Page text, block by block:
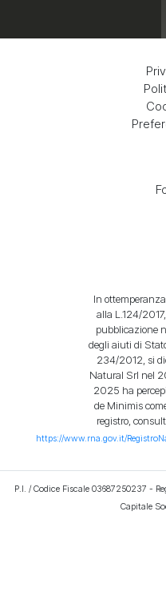
In
alla L.124/
pubblicazione
degli aiuti di
234/2012, si
Natural Srl nel
2025 ha
de Minimis
registro,
https://www.rna.gov.it/
P.I. / Codice Fiscale 03687250237 -
Capitale